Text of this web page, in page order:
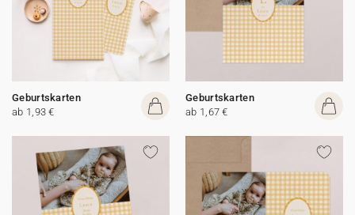
Geburtskarten
ab 1,93 €
Geburtskarten
ab 1,67 €